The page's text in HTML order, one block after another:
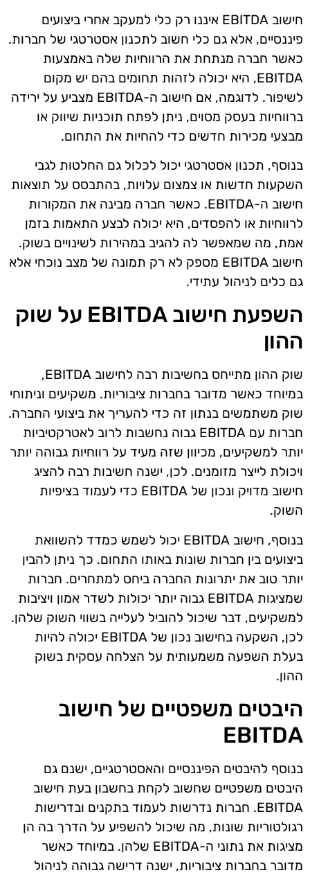
חישוב EBITDA איננו רק כלי למעקב אחרי ביצועים
פיננסיים, אלא גם כלי חשוב לתכנון אסטרטגי של חברות.
כאשר חברה מנתחת את הרווחיות שלה באמצעות
EBITDA, היא יכולה לזהות תחומים בהם יש מקום
לשיפור. לדוגמה, אם חישוב ה-EBITDA מצביע על ירידה
ברווחיות בעסק מסוים, ניתן לפתח תוכניות שיווק או
מבצעי מכירות חדשים כדי להחיות את התחום.
בנוסף, תכנון אסטרטגי יכול לכלול גם החלטות לגבי
השקעות חדשות או צמצום עלויות, בהתבסס על תוצאות
חישוב ה-EBITDA. כאשר חברה מבינה את המקורות
לרווחיות או להפסדים, היא יכולה לבצע התאמות בזמן
אמת, מה שמאפשר לה להגיב במהירות לשינויים בשוק.
חישוב EBITDA מספק לא רק תמונה של מצב נוכחי אלא
גם כלים לניהול עתידי.
השפעת חישוב EBITDA על שוק
ההון
שוק ההון מתייחס בחשיבות רבה לחישוב EBITDA,
במיוחד כאשר מדובר בחברות ציבוריות. משקיעים וניתוחי
שוק משתמשים בנתון זה כדי להעריך את ביצועי החברה.
חברות עם EBITDA גבוה נחשבות לרוב לאטרקטיביות
יותר למשקיעים, מכיוון שזה מעיד על רווחיות גבוהה יותר
ויכולת לייצר מזומנים. לכן, ישנה חשיבות רבה להציג
חישוב מדויק ונכון של EBITDA כדי לעמוד בציפיות
השוק.
בנוסף, חישוב EBITDA יכול לשמש כמדד להשוואת
ביצועים בין חברות שונות באותו התחום. כך ניתן להבין
יותר טוב את יתרונות החברה ביחס למתחרים. חברות
שמציגות EBITDA גבוה יותר יכולות לשדר אמון ויציבות
למשקיעים, דבר שיכול להוביל לעלייה בשווי השוק שלהן.
לכן, השקעה בחישוב נכון של EBITDA יכולה להיות
בעלת השפעה משמעותית על הצלחה עסקית בשוק
ההון.
היבטים משפטיים של חישוב
EBITDA
בנוסף להיבטים הפיננסיים והאסטרטגיים, ישנם גם
היבטים משפטיים שחשוב לקחת בחשבון בעת חישוב
EBITDA. חברות נדרשות לעמוד בתקנים ובדרישות
רגולטוריות שונות, מה שיכול להשפיע על הדרך בה הן
מציגות את נתוני ה-EBITDA שלהן. במיוחד כאשר
מדובר בחברות ציבוריות, ישנה דרישה גבוהה לניהול